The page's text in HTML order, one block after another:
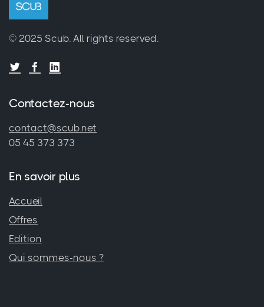
© 2025 Scub. All rights reserved.
Contactez-nous
contact@scub.net
05 45 373 373
En savoir plus
Accueil
Offres
Edition
Qui sommes-nous ?